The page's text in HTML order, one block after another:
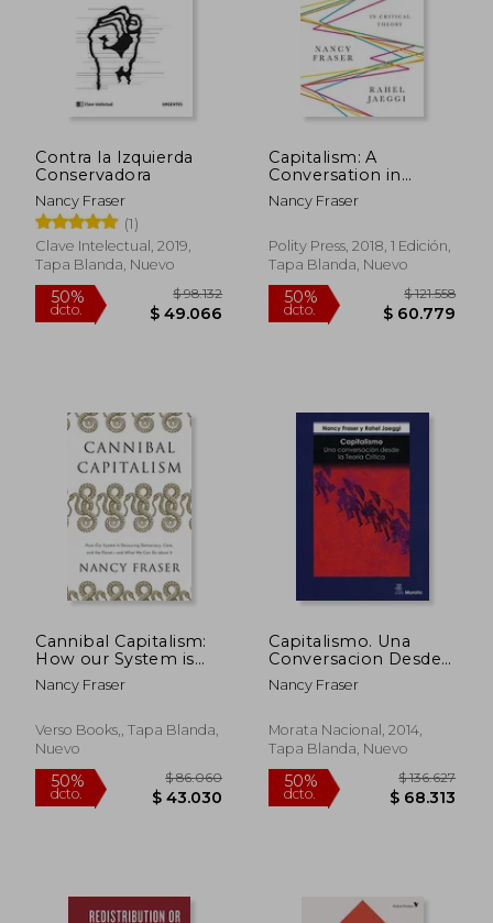
50%
dcto. $ 46.876
50%
dcto. $
Contra la Izquierda
Conservadora
Nancy Fraser
(1)
Clave Intelectual, 2019,
Tapa Blanda, Nuevo
Capitalism: A
Conversation in
Critical Theory (en
Inglés)
Nancy Fraser
Polity Press, 2018, 1 Edición,
Tapa Blanda, Nuevo
Cannibal Capitalism:
How our System is
Devouring
Democracy, Care, and
What we can do
About it (en Inglés)
Nancy Fraser
Verso Books,, Tapa Blanda,
Nuevo
Capitalismo. Una
Conversacion Desde
la Teoria Critica
Nancy Fraser
Morata Nacional, 2014,
Tapa Blanda, Nuevo